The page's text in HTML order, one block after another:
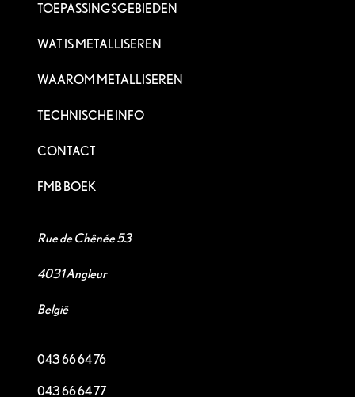
TOEPASSINGSGEBIEDEN
WAT IS METALLISEREN
WAAROM METALLISEREN
TECHNISCHE INFO
CONTACT
FMB BOEK
Rue de Chênée 53
4031 Angleur
België
043 66 64 76
043 66 64 77